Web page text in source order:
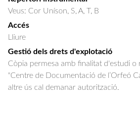
Veus: Cor Uníson, S, A, T, B
Accés
Lliure
Gestió dels drets d'explotació
Còpia permesa amb finalitat d'estudi o
"Centre de Documentació de l’Orfeó
altre ús cal demanar autorització.